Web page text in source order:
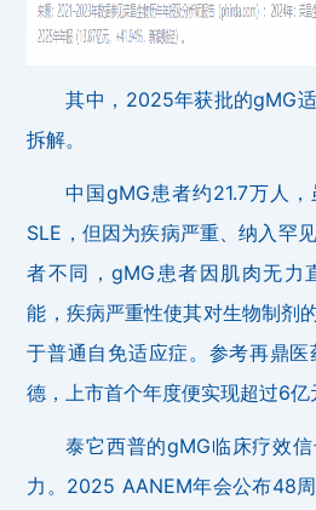
其中，2025年获批的gMG
拆解。
中国gMG患者约21.7万人
SLE，但因为疾病严重、纳入罕
者不同，gMG患者因肌肉无力
能，疾病严重性使其对生物制剂
于普通自免适应症。参考再鼎
德，上市首个年度便实现超过6亿
泰它西普的gMG临床疗效
力。2025 AANEM年会公布48